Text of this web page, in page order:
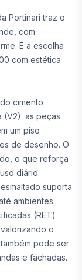
Portinari traz o
com
É a escolha
com estética
cimento
(V2): as peças
um piso
de desenho. O
o que reforça
diário.
suporta
ambientes
(RET)
o
pode ser
e fachadas.